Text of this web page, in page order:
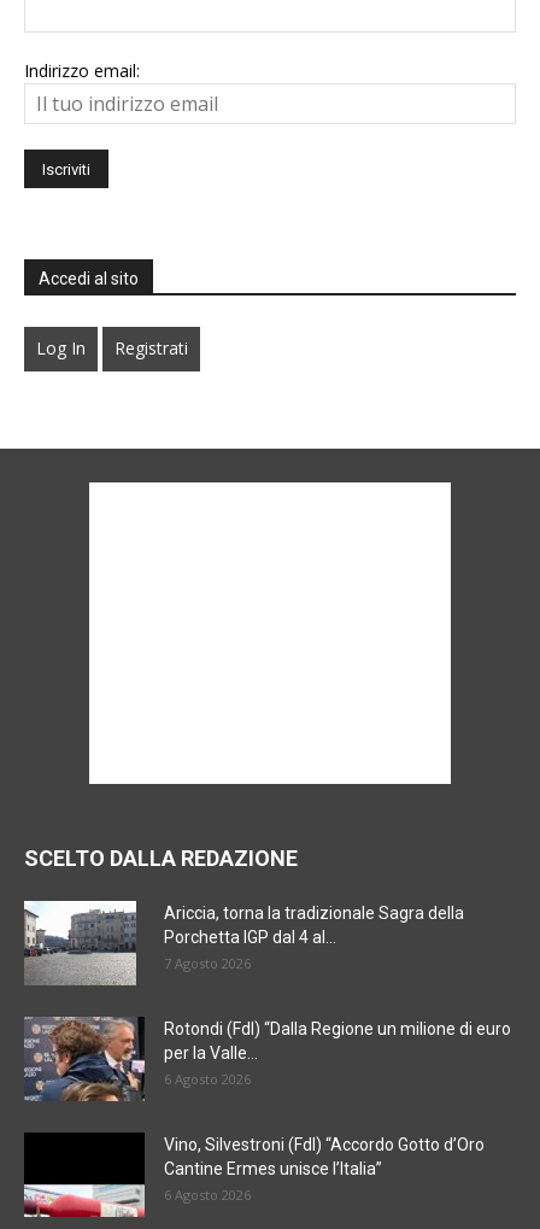
Indirizzo email:
Accedi al sito
Log In Registrati
SCELTO DALLA REDAZIONE
Ariccia, torna la tradizionale Sagra della
Porchetta IGP dal 4 al...
7 Agosto 2026
Rotondi (FdI) “Dalla Regione un milione di euro
per la Valle...
6 Agosto 2026
Vino, Silvestroni (FdI) “Accordo Gotto d’Oro
Cantine Ermes unisce l’Italia”
6 Agosto 2026